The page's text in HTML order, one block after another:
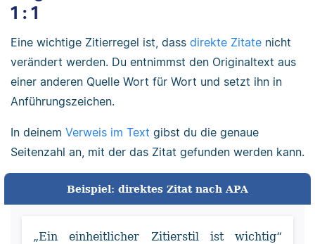
1 : 1
Eine wichtige Zitierregel ist, dass direkte Zitate nicht
verändert werden. Du entnimmst den Originaltext aus
einer anderen Quelle Wort für Wort und setzt ihn in
Anführungszeichen.
In deinem Verweis im Text gibst du die genaue
Seitenzahl an, mit der das Zitat gefunden werden kann.
Beispiel: direktes Zitat nach APA
„Ein einheitlicher Zitierstil ist wichtig“